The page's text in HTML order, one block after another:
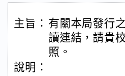
主旨： 有關本局發行
讀連結，請貴
照。
說明：